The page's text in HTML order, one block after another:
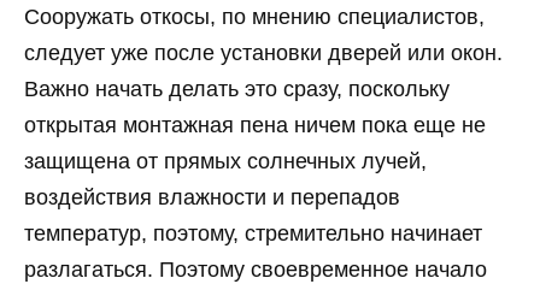
Сооружать откосы, по мнению специалистов,
следует уже после установки дверей или окон.
Важно начать делать это сразу, поскольку
открытая монтажная пена ничем пока еще не
защищена от прямых солнечных лучей,
воздействия влажности и перепадов
температур, поэтому, стремительно начинает
разлагаться. Поэтому своевременное начало